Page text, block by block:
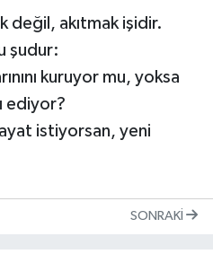
değil, akıtmak işidir.
şudur:
kuruyor mu, yoksa
ediyor?
istiyorsan, yeni
SONRAKI